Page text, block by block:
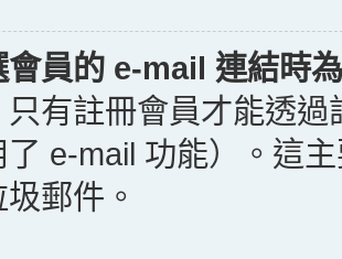
會員的 e-mail 連結時
只有註冊會員才能透
了 e-mail 功能）。這
郵件。